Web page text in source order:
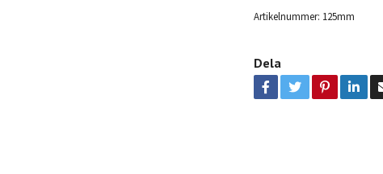
Artikelnummer: 125mm
Dela